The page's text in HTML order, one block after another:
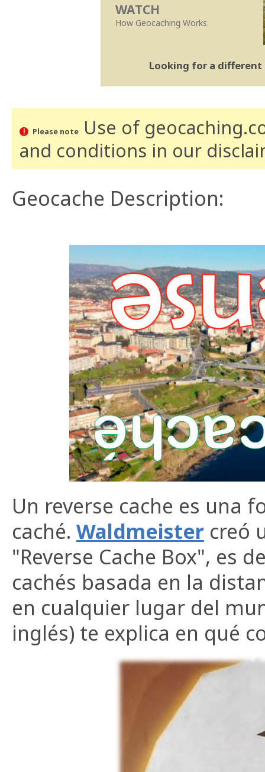
WATCH
How Geocaching Works
Looking for a different
Please noteUse of
and conditions in our
Geocache Description:
Un reverse cache es una
caché. Waldmeister creó
"Reverse Cache Box", es
cachés basada en la
en cualquier lugar del
inglés) te explica en qué